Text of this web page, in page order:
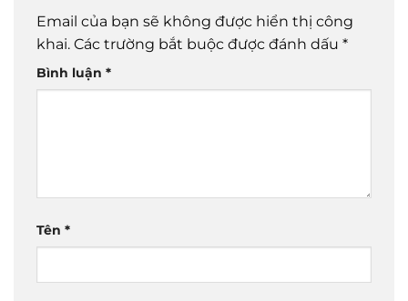
Email của bạn sẽ không được hiển thị công
khai. Các trường bắt buộc được đánh dấu *
Bình luận *
Tên *